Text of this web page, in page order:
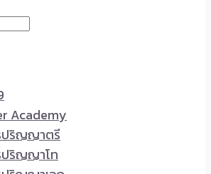
Academy
ริญญาตรี
ริญญาโท